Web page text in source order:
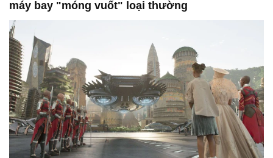
máy bay "móng vuốt" loại thường